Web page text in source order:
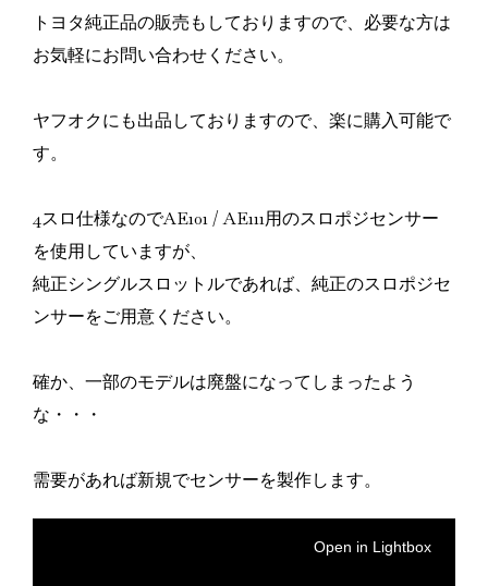
トヨタ純正品の販売もしておりますので、必要な方は
お気軽にお問い合わせください。
ヤフオクにも出品しておりますので、楽に購入可能で
す。
4スロ仕様なのでAE101 / AE111用のスロポジセンサー
を使用していますが、
純正シングルスロットルであれば、純正のスロポジセ
ンサーをご用意ください。
確か、一部のモデルは廃盤になってしまったよう
な・・・
需要があれば新規でセンサーを製作します。
Open in Lightbox